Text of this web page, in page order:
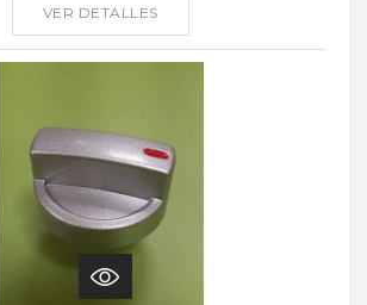
VER DETALLES